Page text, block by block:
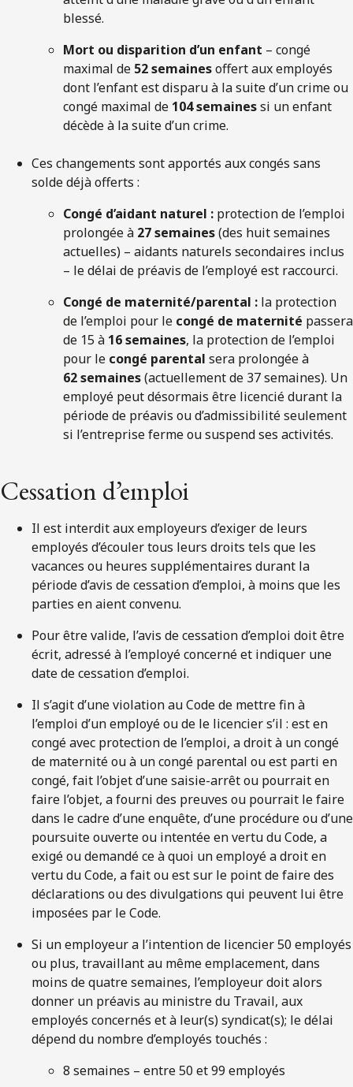
blessé.
Mort ou disparition d’un enfant – congé
maximal de 52 semainesoffert aux employés
dont l’enfant est disparu à la suite d’un crime ou
congé maximal de 104 semainessi un enfant
décède à la suite d’un crime.
Ces changements sont apportés aux congés sans
solde déjà offerts :
Congé d’aidant naturel : protection de l’emploi
prolongée à 27 semaines(des huit semaines
actuelles) – aidants naturels secondaires inclus
– le délai de préavis de l’employé est raccourci.
Congé de maternité/parental : la protection
de l’emploi pour le congé de maternité passera
de 15 à 16 semaines, la protection de l’emploi
pour le congé parental sera prolongée à
62 semaines(actuellement de 37 semaines). Un
employé peut désormais être licencié durant la
période de préavis ou d’admissibilité seulement
si l’entreprise ferme ou suspend ses activités.
Cessation d’emploi
Il est interdit aux employeurs d’exiger de leurs
employés d’écouler tous leurs droits tels que les
vacances ou heures supplémentaires durant la
période d’avis de cessation d’emploi, à moins que les
parties en aient convenu.
Pour être valide, l’avis de cessation d’emploi doit être
écrit, adressé à l’employé concerné et indiquer une
date de cessation d’emploi.
Il s’agit d’une violation au Code de mettre fin à
l’emploi d’un employé ou de le licencier s’il : est en
congé avec protection de l’emploi, a droit à un congé
de maternité ou à un congé parental ou est parti en
congé, fait l’objet d’une saisie-arrêt ou pourrait en
faire l’objet, a fourni des preuves ou pourrait le faire
dans le cadre d’une enquête, d’une procédure ou d’une
poursuite ouverte ou intentée en vertu du Code, a
exigé ou demandé ce à quoi un employé a droit en
vertu du Code, a fait ou est sur le point de faire des
déclarations ou des divulgations qui peuvent lui être
imposées par le Code.
Si un employeur a l’intention de licencier 50 employés
ou plus, travaillant au même emplacement, dans
moins de quatre semaines, l’employeur doit alors
donner un préavis au ministre du Travail, aux
employés concernés et à leur(s) syndicat(s); le délai
dépend du nombre d’employés touchés :
8 semaines – entre 50 et 99 employés